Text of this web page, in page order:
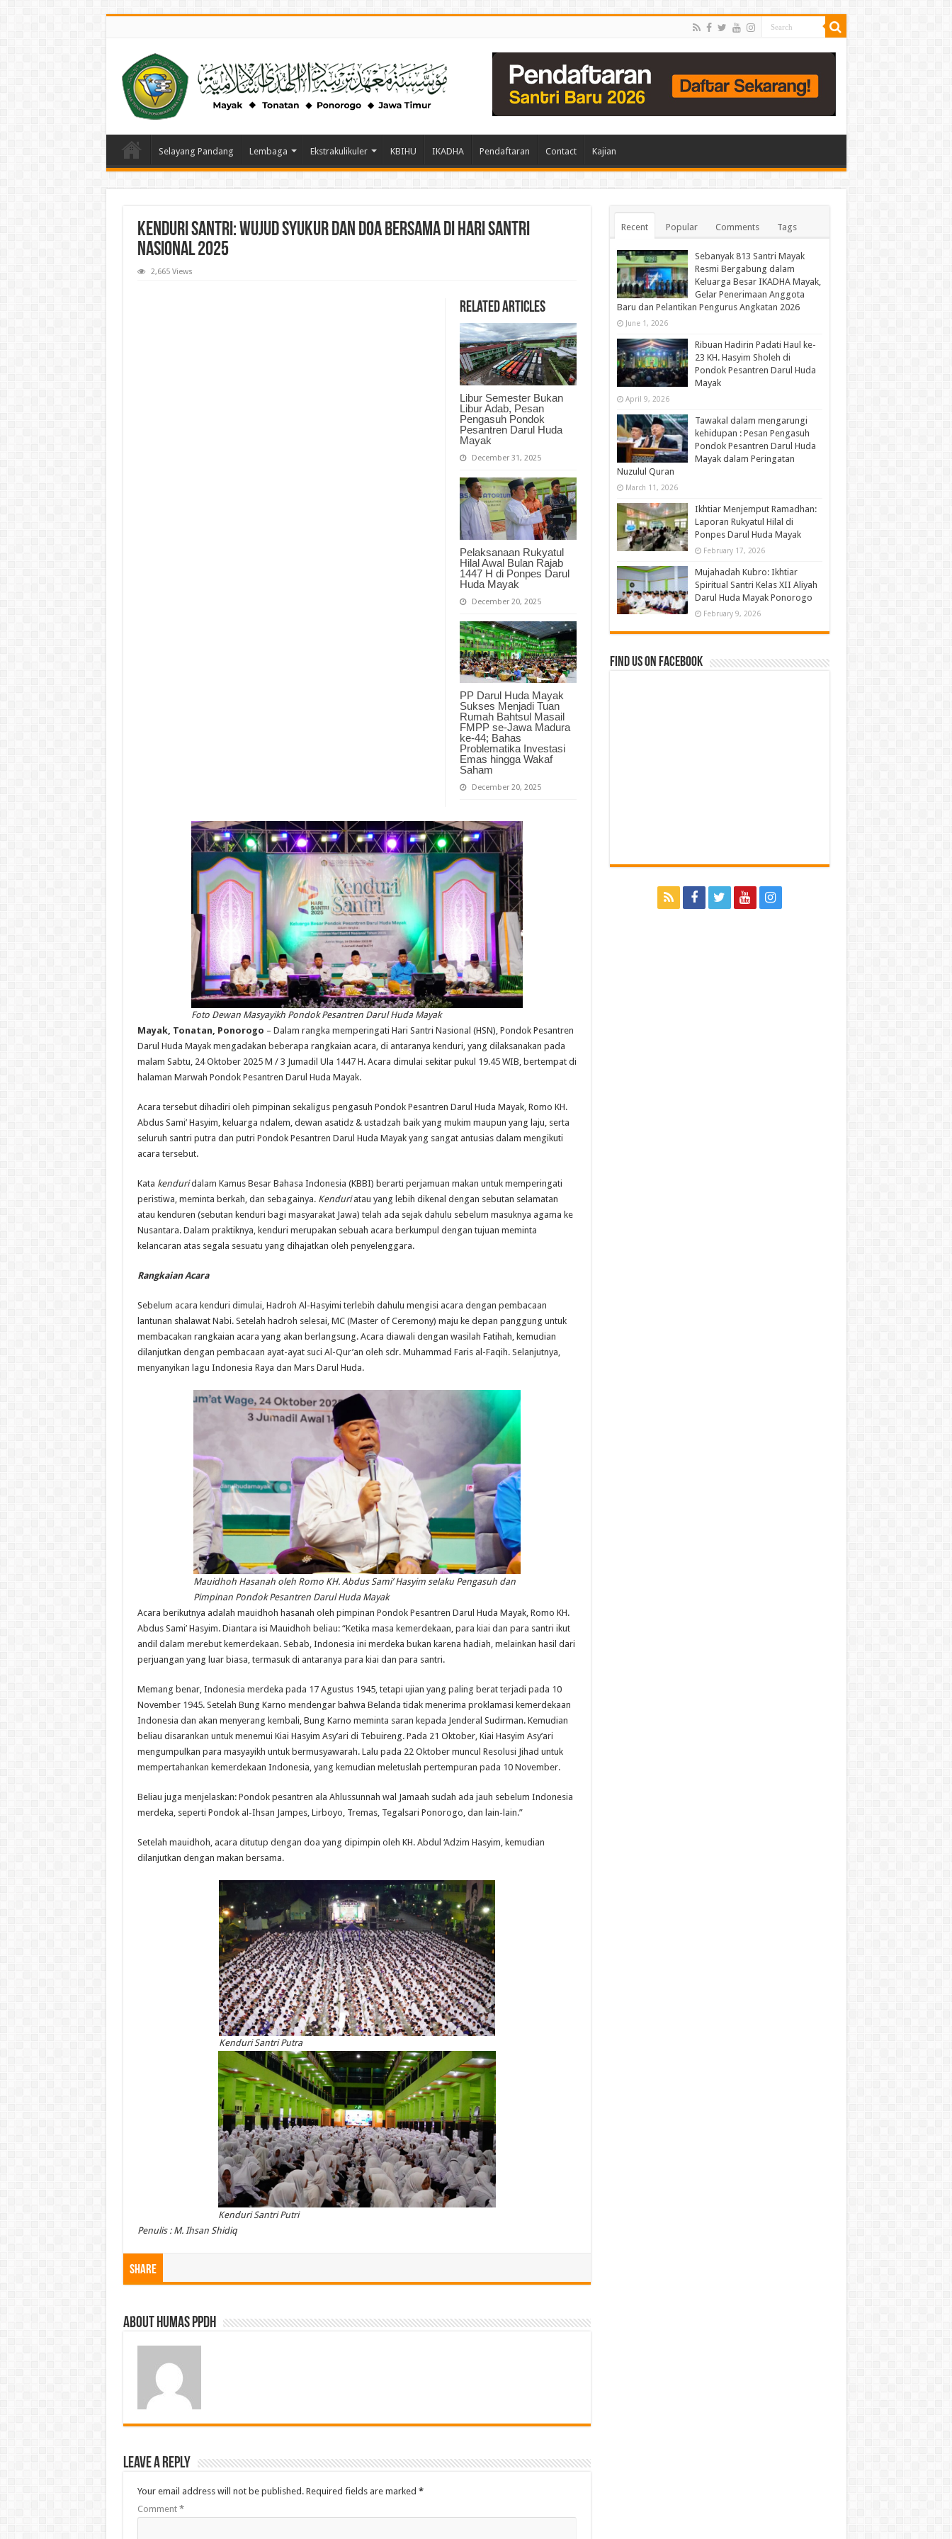
Selayang Pandang Lembaga Ekstrakulikuler KBIHU IKADHA Pendaftaran Contact Kajian
Kenduri Santri: Wujud Syukur dan Doa Bersama di Hari Santri
Nasional 2025
2,665 Views
Related Articles
Libur Semester Bukan
Libur Adab, Pesan
Pengasuh Pondok
Pesantren Darul Huda
Mayak
December 31, 2025
Pelaksanaan Rukyatul
Hilal Awal Bulan Rajab
1447 H di Ponpes Darul
Huda Mayak
December 20, 2025
PP Darul Huda Mayak
Sukses Menjadi Tuan
Rumah Bahtsul Masail
FMPP se-Jawa Madura
ke-44; Bahas
Problematika Investasi
Emas hingga Wakaf
Saham
December 20, 2025
Foto Dewan Masyayikh Pondok Pesantren Darul Huda Mayak
Mayak, Tonatan, Ponorogo – Dalam rangka memperingati Hari Santri Nasional (HSN), Pondok Pesantren
Darul Huda Mayak mengadakan beberapa rangkaian acara, di antaranya kenduri, yang dilaksanakan pada
malam Sabtu, 24 Oktober 2025 M / 3 Jumadil Ula 1447 H. Acara dimulai sekitar pukul 19.45 WIB, bertempat di
halaman Marwah Pondok Pesantren Darul Huda Mayak.
Acara tersebut dihadiri oleh pimpinan sekaligus pengasuh Pondok Pesantren Darul Huda Mayak, Romo KH.
Abdus Sami’ Hasyim, keluarga ndalem, dewan asatidz & ustadzah baik yang mukim maupun yang laju, serta
seluruh santri putra dan putri Pondok Pesantren Darul Huda Mayak yang sangat antusias dalam mengikuti
acara tersebut.
Kata kenduridalam Kamus Besar Bahasa Indonesia (KBBI) berarti perjamuan makan untuk memperingati
peristiwa, meminta berkah, dan sebagainya. Kenduriatau yang lebih dikenal dengan sebutan selamatan
atau kenduren (sebutan kenduri bagi masyarakat Jawa) telah ada sejak dahulu sebelum masuknya agama ke
Nusantara. Dalam praktiknya, kenduri merupakan sebuah acara berkumpul dengan tujuan meminta
kelancaran atas segala sesuatu yang dihajatkan oleh penyelenggara.
Rangkaian Acara
Sebelum acara kenduri dimulai, Hadroh Al-Hasyimi terlebih dahulu mengisi acara dengan pembacaan
lantunan shalawat Nabi. Setelah hadroh selesai, MC (Master of Ceremony) maju ke depan panggung untuk
membacakan rangkaian acara yang akan berlangsung. Acara diawali dengan wasilah Fatihah, kemudian
dilanjutkan dengan pembacaan ayat-ayat suci Al-Qur’an oleh sdr. Muhammad Faris al-Faqih. Selanjutnya,
menyanyikan lagu Indonesia Raya dan Mars Darul Huda.
Mauidhoh Hasanah oleh Romo KH. Abdus Sami’ Hasyim selaku Pengasuh dan
Pimpinan Pondok Pesantren Darul Huda Mayak
Acara berikutnya adalah mauidhoh hasanah oleh pimpinan Pondok Pesantren Darul Huda Mayak, Romo KH.
Abdus Sami’ Hasyim. Diantara isi Mauidhoh beliau: “Ketika masa kemerdekaan, para kiai dan para santri ikut
andil dalam merebut kemerdekaan. Sebab, Indonesia ini merdeka bukan karena hadiah, melainkan hasil dari
perjuangan yang luar biasa, termasuk di antaranya para kiai dan para santri.
Memang benar, Indonesia merdeka pada 17 Agustus 1945, tetapi ujian yang paling berat terjadi pada 10
November 1945. Setelah Bung Karno mendengar bahwa Belanda tidak menerima proklamasi kemerdekaan
Indonesia dan akan menyerang kembali, Bung Karno meminta saran kepada Jenderal Sudirman. Kemudian
beliau disarankan untuk menemui Kiai Hasyim Asy’ari di Tebuireng. Pada 21 Oktober, Kiai Hasyim Asy’ari
mengumpulkan para masyayikh untuk bermusyawarah. Lalu pada 22 Oktober muncul Resolusi Jihad untuk
mempertahankan kemerdekaan Indonesia, yang kemudian meletuslah pertempuran pada 10 November.
Beliau juga menjelaskan: Pondok pesantren ala Ahlussunnah wal Jamaah sudah ada jauh sebelum Indonesia
merdeka, seperti Pondok al-Ihsan Jampes, Lirboyo, Tremas, Tegalsari Ponorogo, dan lain-lain.”
Setelah mauidhoh, acara ditutup dengan doa yang dipimpin oleh KH. Abdul ‘Adzim Hasyim, kemudian
dilanjutkan dengan makan bersama.
Kenduri Santri Putra
Kenduri Santri Putri
Penulis : M. Ihsan Shidiq
Share
About Humas PPDH
Leave a Reply
Your email address will not be published. Required fields are marked *
Comment *
Recent Popular Comments Tags
Sebanyak 813 Santri Mayak
Resmi Bergabung dalam
Keluarga Besar IKADHA Mayak,
Gelar Penerimaan Anggota
Baru dan Pelantikan Pengurus Angkatan 2026
June 1, 2026
Ribuan Hadirin Padati Haul ke-
23 KH. Hasyim Sholeh di
Pondok Pesantren Darul Huda
Mayak
April 9, 2026
Tawakal dalam mengarungi
kehidupan : Pesan Pengasuh
Pondok Pesantren Darul Huda
Mayak dalam Peringatan
Nuzulul Quran
March 11, 2026
Ikhtiar Menjemput Ramadhan:
Laporan Rukyatul Hilal di
Ponpes Darul Huda Mayak
February 17, 2026
Mujahadah Kubro: Ikhtiar
Spiritual Santri Kelas XII Aliyah
Darul Huda Mayak Ponorogo
February 9, 2026
Find us on Facebook